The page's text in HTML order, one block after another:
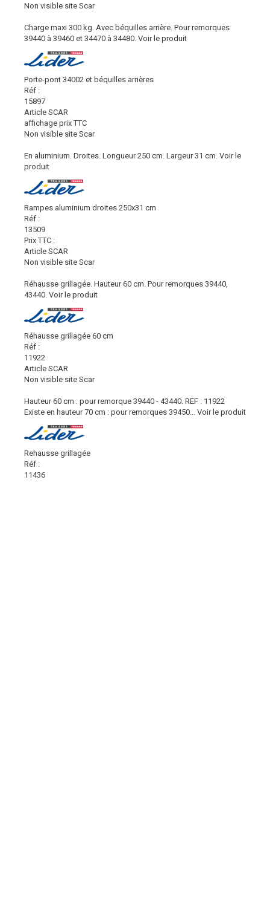
Non visible site Scar
Charge maxi 300 kg. Avec béquilles arrière. Pour remorques
39440 à 39460 et 34470 à 34480. Voir le produit
Porte-pont 34002 et béquilles arrières
Réf :
15897
Article SCAR
affichage prix TTC
Non visible site Scar
En aluminium. Droites. Longueur 250 cm. Largeur 31 cm. Voir le
produit
Rampes aluminium droites 250x31 cm
Réf :
13509
Prix TTC :
Article SCAR
Non visible site Scar
Réhausse grillagée. Hauteur 60 cm. Pour remorques 39440,
43440. Voir le produit
Réhausse grillagée 60 cm
Réf :
11922
Article SCAR
Non visible site Scar
Hauteur 60 cm : pour remorque 39440 - 43440. REF : 11922
Existe en hauteur 70 cm : pour remorques 39450...
Voir le produit
Rehausse grillagée
Réf :
11436